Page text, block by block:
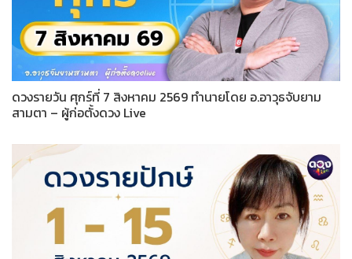
ดวงรายวัน ศุกร์ที่ 7 สิงหาคม 2569 ทำนายโดย อ.อาวุธจับยาม
สามตา – ผู้ก่อตั้งดวง Live